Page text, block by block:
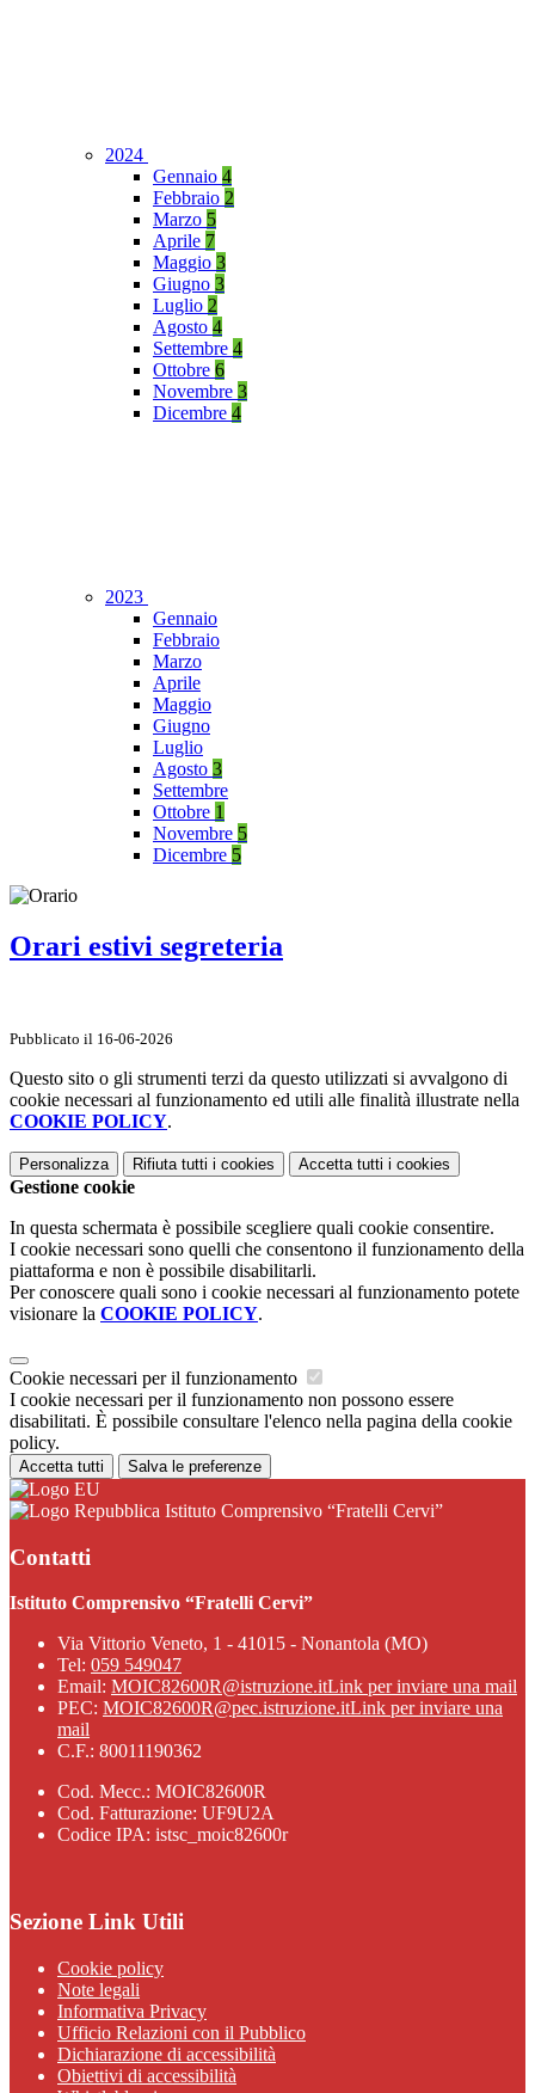
2024
Gennaio 4
Febbraio 2
Marzo 5
Aprile 7
Maggio 3
Giugno 3
Luglio 2
Agosto 4
Settembre 4
Ottobre 6
Novembre 3
Dicembre 4
2023
Gennaio
Febbraio
Marzo
Aprile
Maggio
Giugno
Luglio
Agosto 3
Settembre
Ottobre 1
Novembre 5
Dicembre 5
Orari estivi segreteria
Pubblicato il 16-06-2026
Questo sito o gli strumenti terzi da questo utilizzati si avvalgono di
cookie necessari al funzionamento ed utili alle finalità illustrate nella
COOKIE POLICY.
Personalizza Rifiuta tutti i cookies Accetta tutti i cookies
Gestione cookie
In questa schermata è possibile scegliere quali cookie consentire.
I cookie necessari sono quelli che consentono il funzionamento della
piattaforma e non è possibile disabilitarli.
Per conoscere quali sono i cookie necessari al funzionamento potete
visionare la COOKIE POLICY.
Cookie necessari per il funzionamento
I cookie necessari per il funzionamento non possono essere
disabilitati. È possibile consultare l'elenco nella pagina della cookie
policy.
Accetta tutti Salva le preferenze
Istituto Comprensivo “Fratelli Cervi”
Contatti
Istituto Comprensivo “Fratelli Cervi”
Via Vittorio Veneto, 1 - 41015 - Nonantola (MO)
Tel: 059 549047
Email: MOIC82600R@istruzione.itLink per inviare una mail
PEC: MOIC82600R@pec.istruzione.itLink per inviare una
mail
C.F.: 80011190362
Cod. Mecc.: MOIC82600R
Cod. Fatturazione: UF9U2A
Codice IPA: istsc_moic82600r
Sezione Link Utili
Cookie policy
Note legali
Informativa Privacy
Ufficio Relazioni con il Pubblico
Dichiarazione di accessibilità
Obiettivi di accessibilità